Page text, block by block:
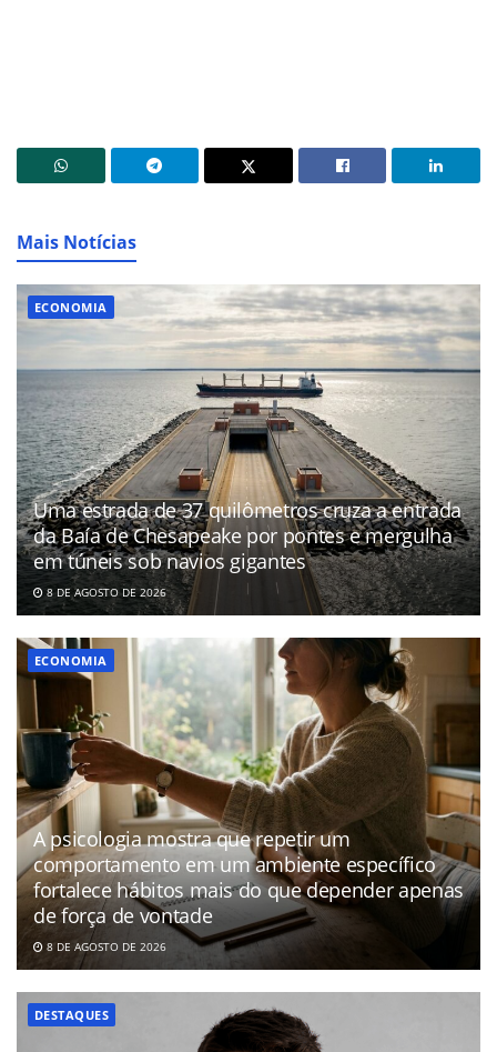
Mais Notícias
ECONOMIA
Uma estrada de 37 quilômetros cruza a entrada
da Baía de Chesapeake por pontes e mergulha
em túneis sob navios gigantes
8 DE AGOSTO DE 2026
ECONOMIA
A psicologia mostra que repetir um
comportamento em um ambiente específico
fortalece hábitos mais do que depender apenas
de força de vontade
8 DE AGOSTO DE 2026
DESTAQUES